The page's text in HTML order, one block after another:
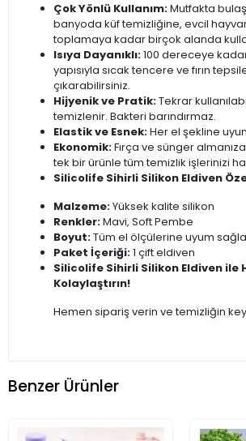
Çok Yönlü Kullanım:Mutfakta
banyoda küf temizliğine, evcil
toplamaya kadar birçok alanda
Isıya Dayanıklı:100 dereceye kadar
yapısıyla sıcak tencere ve fırın
çıkarabilirsiniz.
Hijyenik ve Pratik:Tekrar
temizlenir. Bakteri barındırmaz.
Elastik ve Esnek:Her el şekline
Ekonomik:Fırça ve sünger
tek bir ürünle tüm temizlik işlerinizi
Silicolife Sihirli Silikon Eldiven
Malzeme:Yüksek kalite silikon
Renkler:Mavi, Soft Pembe
Boyut:Tüm el ölçülerine uyum
Paket İçeriği:1 çift eldiven
Silicolife Sihirli Silikon Eldiven ile
Kolaylaştırın!
Hemen sipariş verin ve temizliğin
Benzer Ürünler